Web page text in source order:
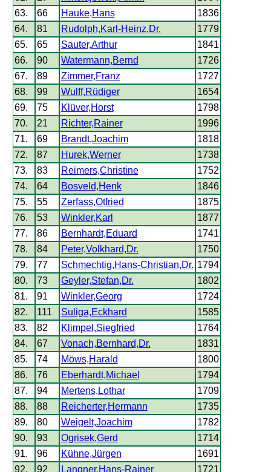
63.
66 Hauke,Hans
1836
64.
81 Rudolph,Karl-Heinz,Dr.
1779
65.
65 Sauter,Arthur
1841
66.
90 Watermann,Bernd
1726
67.
89 Zimmer,Franz
1727
68.
99 Wulff,Rüdiger
1654
69.
75 Klüver,Horst
1798
70.
21 Richter,Rainer
1996
71.
69 Brandt,Joachim
1818
72.
87 Hurek,Werner
1738
73.
83 Reimers,Christine
1752
74.
64 Bosveld,Henk
1846
75.
55 Zerfass,Otfried
1875
76.
53 Winkler,Karl
1877
77.
86 Bernhardt,Eduard
1741
78.
84 Peter,Volkhard,Dr.
1750
79.
77 Schmechtig,Hans-Christian,Dr. 1794
80.
73 Geyler,Stefan,Dr.
1802
81.
91 Winkler,Georg
1724
82.
111 Suliga,Eckhard
1585
83.
82 Klimpel,Siegfried
1764
84.
67 Vonach,Bernhard,Dr.
1831
85.
74 Möws,Harald
1800
86.
76 Eberhardt,Michael
1794
87.
94 Mertens,Lothar
1709
88.
88 Reicherter,Hermann
1735
89.
80 Weigelt,Joachim
1782
90.
93 Ogrisek,Gerd
1714
91.
96 Kühne,Jürgen
1691
92.
92 Langner,Hans-Rainer 1721